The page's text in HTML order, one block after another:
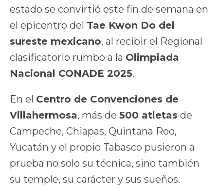
estado se convirtió este fin de semana en
el epicentro del Tae Kwon Do del
sureste mexicano, al recibir el Regional
clasificatorio rumbo a la Olimpiada
Nacional CONADE 2025.
En el Centro de Convenciones de
Villahermosa, más de 500 atletas de
Campeche, Chiapas, Quintana Roo,
Yucatán y el propio Tabasco pusieron a
prueba no solo su técnica, sino también
su temple, su carácter y sus sueños.